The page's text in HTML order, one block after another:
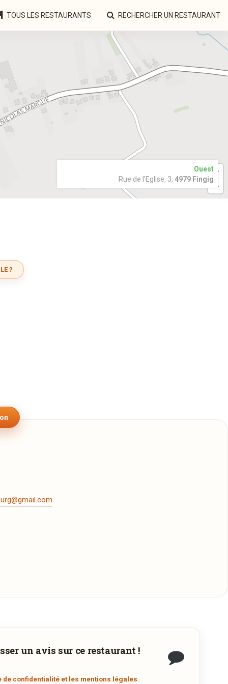
TOUS LES RESTAURANTS RECHERCHER UN RESTAURANT
Ouest
Rue de l'Eglise, 3, 4979 Fingig
?
un avis sur ce restaurant !
de confidentialité et les mentions légales